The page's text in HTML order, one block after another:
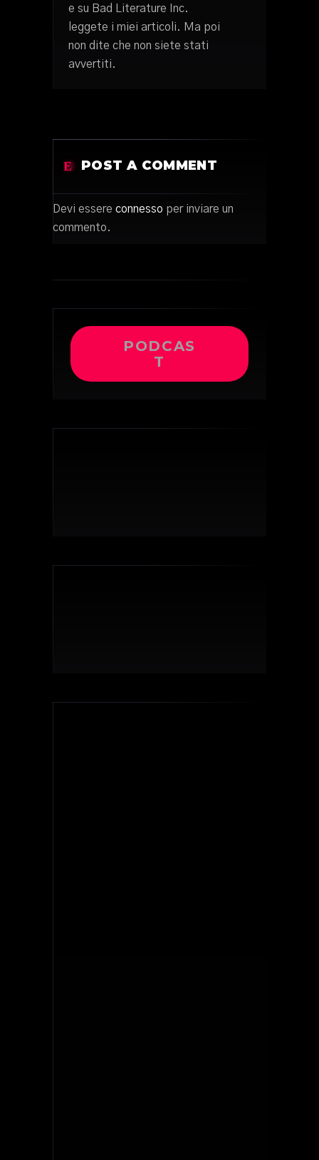
e su Bad Literature Inc.
leggete i miei articoli. Ma poi
non dite che non siete stati
avvertiti.
POST A COMMENT
Devi essere connesso per inviare un
commento.
PODCAS
T